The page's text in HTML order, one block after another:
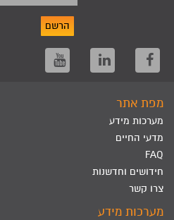
הרשם
מפת אתר
מערכות מידע
מדעי החיים
FAQ
חידושים וחדשנות
צרו קשר
מערכות מידע